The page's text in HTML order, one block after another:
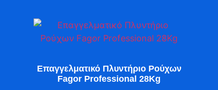
Επαγγελματικό Πλυντήριο Ρούχων
Fagor Professional 28Kg